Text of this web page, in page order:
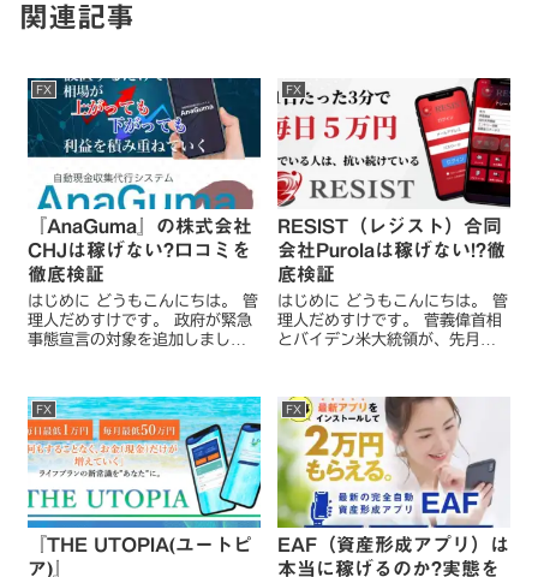
関連記事
FX
『AnaGuma』の株式会社
CHJは稼げない?口コミを
徹底検証
はじめに どうもこんにちは。 管
理人だめすけです。 政府が緊急
事態宣言の対象を追加しまし
月末までとのことです。 オリン
ピックの開催が間近に迫ってい
ますが、残念...
FX
RESIST（レジスト）合同
会社Purolaは稼げない!?徹
底検証
はじめに どうもこんにちは。 管
理人だめすけです。 菅義偉首相
とバイデン米大統領が、先月の
の下がる思いで一杯ですが、非
常に大変な時期に首相として活
動したこともあり、そ...
FX
『THE UTOPIA(ユートピ
ア)』
FX
EAF（資産形成アプリ）は
本当に稼げるのか?実態を